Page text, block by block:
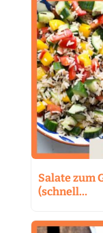
Salate zum
(schnell…